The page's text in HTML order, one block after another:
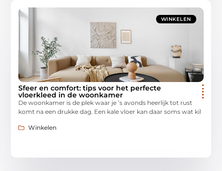
WINKELEN
Sfeer en comfort: tips voor het perfecte
vloerkleed in de woonkamer
De woonkamer is de plek waar je ’s avonds heerlijk tot rust
komt na een drukke dag. Een kale vloer kan daar soms wat kil
Winkelen